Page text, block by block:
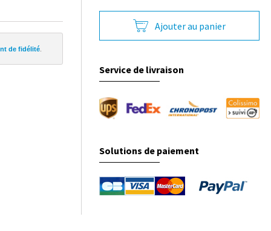
de fidélité.
Ajouter au panier
Service de livraison
Solutions de paiement